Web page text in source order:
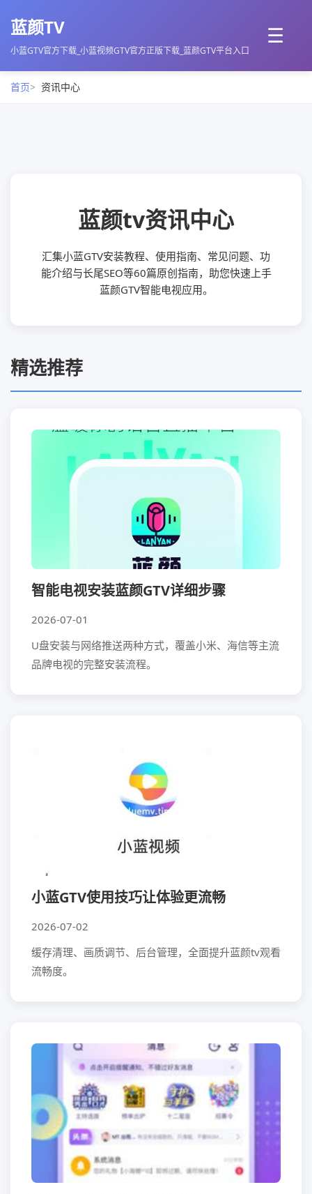
蓝颜TV
小蓝GTV官方下载_小蓝视频GTV官方正版下载_蓝颜GTV平台入口
☰
首页 资讯中心
蓝颜tv资讯中心
汇集小蓝GTV安装教程、使用指南、常见问题、功
能介绍与长尾SEO等60篇原创指南，助您快速上手
蓝颜GTV智能电视应用。
精选推荐
智能电视安装蓝颜GTV详细步骤
2026-07-01
U盘安装与网络推送两种方式，覆盖小米、海信等主流
品牌电视的完整安装流程。
小蓝GTV使用技巧让体验更流畅
2026-07-02
缓存清理、画质调节、后台管理，全面提升蓝颜tv观看
流畅度。